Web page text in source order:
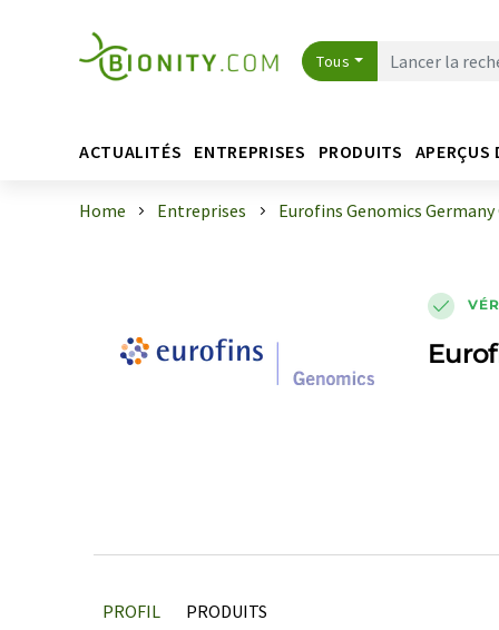
Tous
ACTUALITÉS ENTREPRISES PRODUITS APERÇUS
Home Entreprises Eurofins Genomics Germany
PROFIL PRODUITS